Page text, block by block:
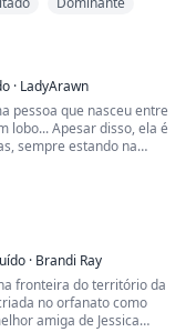
noite de casamento.
Tokenmoon, tinha
alcateia forte. Ma...
· LadyArawn
pessoa que nasceu entre
lobo... Apesar disso, ela é
sempre estando na
castelo real Lycan,
no primeiro dia.
· Brandi Ray
fronteira do território da
no orfanato como
amiga de Jessica